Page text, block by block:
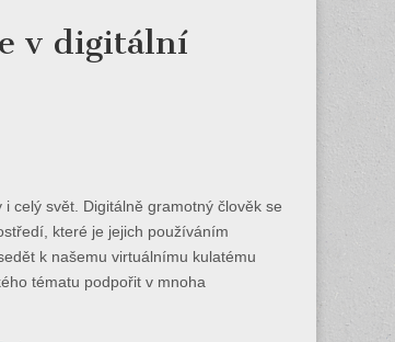
v digitální
celý svět. Digitálně gramotný člověk se
které je jejich používáním
k našemu virtuálnímu kulatému
tématu podpořit v mnoha